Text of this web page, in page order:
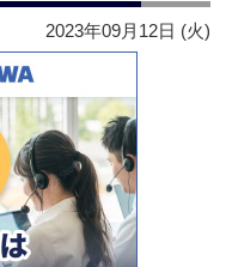
2023年09月12日 (火)